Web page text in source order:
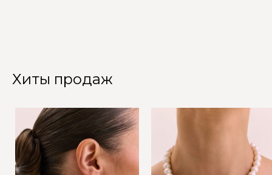
Хиты продаж